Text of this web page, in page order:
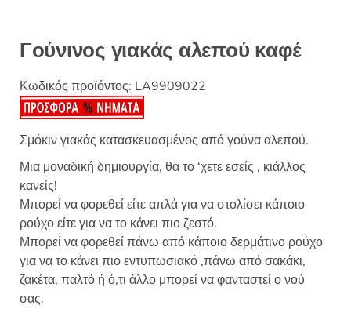
Γούνινος γιακάς αλεπού καφέ
Κωδικός προϊόντος: LA9909022
Σμόκιν γιακάς κατασκευασμένος από γούνα αλεπού.
Μια μοναδική δημιουργία, θα το ‘χετε εσείς , κιάλλος
κανείς!
Μπορεί να φορεθεί είτε απλά για να στολίσει κάποιο
ρούχο είτε για να το κάνει πιο ζεστό.
Μπορεί να φορεθεί πάνω από κάποιο δερμάτινο ρούχο
για να το κάνει πιο εντυπωσιακό ,πάνω από σακάκι,
ζακέτα, παλτό ή ό,τι άλλο μπορεί να φανταστεί ο νού
σας.